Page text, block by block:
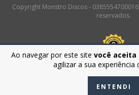
Ao navegar por este site você aceita
agilizar a sua experiência
ENTENDI
Copyright Monstro Discos -
reservados.